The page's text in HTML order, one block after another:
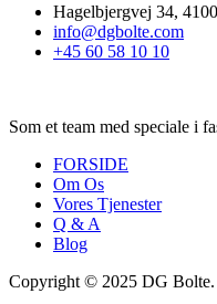
Hagelbjergvej 34,
info@dgbolte.com
+45 60 58 10 10
Som et team med speciale i
FORSIDE
Om Os
Vores Tjenester
Q & A
Blog
Copyright © 2025 DG Bolte.